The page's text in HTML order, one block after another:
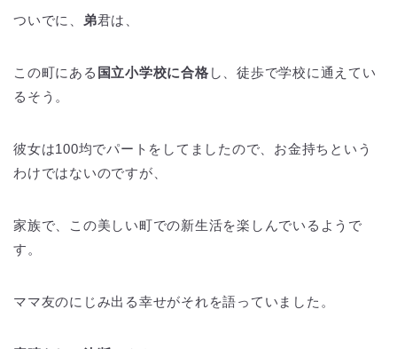
ついでに、 弟君は、
この町にある 国立小学校に合格 し、徒歩で学校に通えてい
るそう。
彼女は100均でパートをしてましたので、お金持ちという
わけではないのですが、
家族で、この美しい町での新生活を楽しんでいるようで
す。
ママ友のにじみ出る幸せがそれを語っていました。